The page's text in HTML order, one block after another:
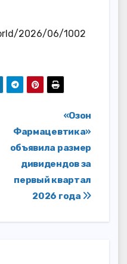
2026/06/1002
«Озон
Фармацевтика»
объявила размер
дивидендов за
первый квартал
2026 года